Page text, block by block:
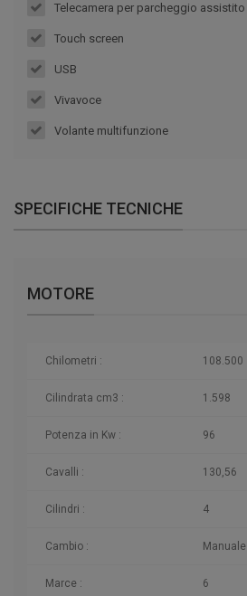
Telecamera per parcheggio assistito
Touch screen
USB
Vivavoce
Volante multifunzione
SPECIFICHE TECNICHE
MOTORE
Chilometri : 108.500
Cilindrata cm3 : 1.598
Potenza in Kw : 96
Cavalli : 130,56
Cilindri : 4
Cambio : Manuale
Marce : 6